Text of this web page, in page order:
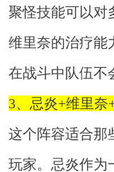
聚怪技能可以对
维里奈的治疗能
在战斗中队伍不
3、忌炎+维里奈
这个阵容适合那
玩家。忌炎作为